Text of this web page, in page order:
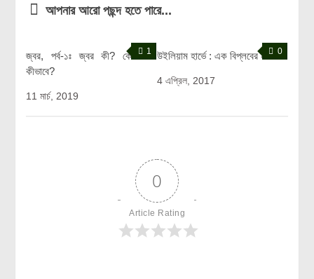
আপনার আরো পছন্দ হতে পারে...
1
জ্বর, পর্ব-১ঃ জ্বর কী? কেন?
কীভাবে?
11 মার্চ, 2019
0
উইলিয়াম হার্ভে : এক বিপ্লবের নাম
4 এপ্রিল, 2017
0
Article Rating